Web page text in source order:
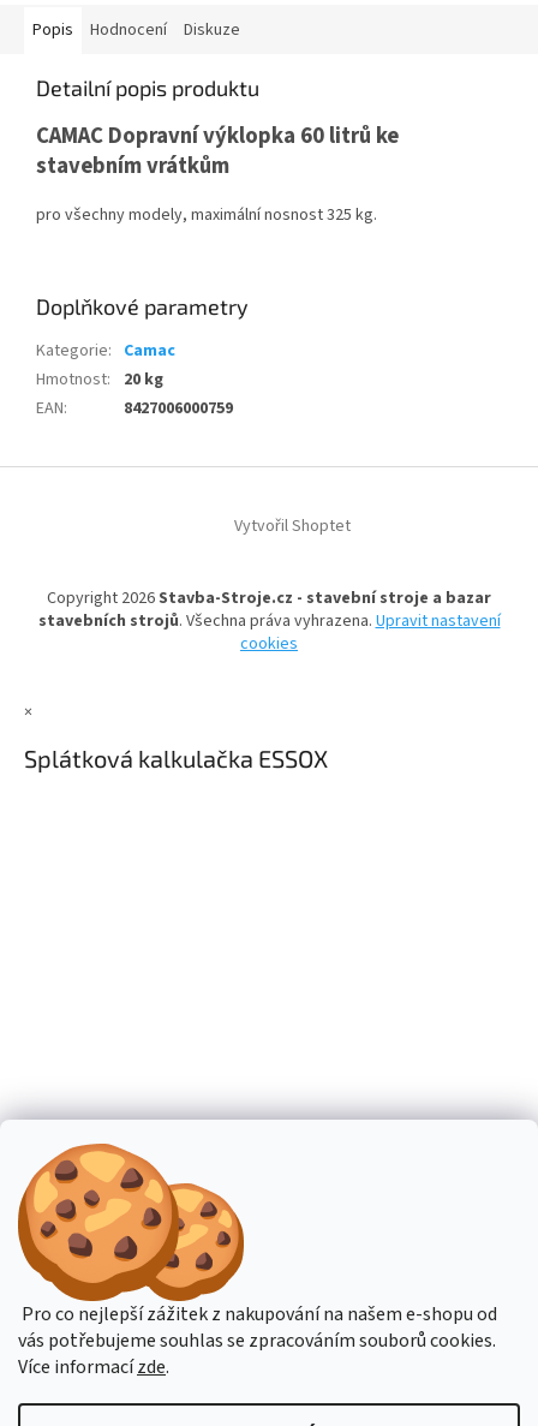
Pro co nejlepší zážitek z nakupování na našem e-shopu od
vás potřebujeme souhlas se zpracováním souborů cookies.
Více informacízde.
Popis Hodnocení Diskuze
Detailní popis produktu
CAMAC Dopravní výklopka 60 litrů ke
stavebním vrátkům
pro všechny modely, maximální nosnost 325 kg.
Doplňkové parametry
Kategorie: Camac
Hmotnost:
20 kg
EAN: 8427006000759
Vytvořil Shoptet
Copyright 2026Stavba-Stroje.cz - stavební stroje a bazar
stavebních strojů. Všechna práva vyhrazena.Upravit nastavení
cookies
×
Splátková kalkulačka ESSOX